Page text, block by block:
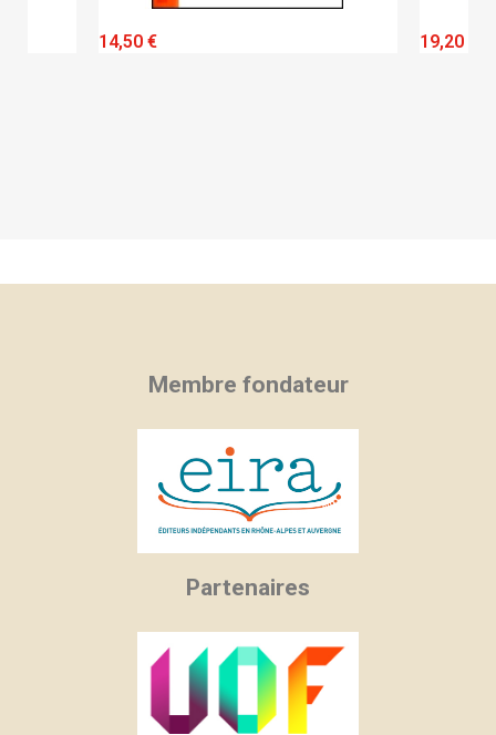
14,50 € 19,20 €
Membre fondateur
Partenaires